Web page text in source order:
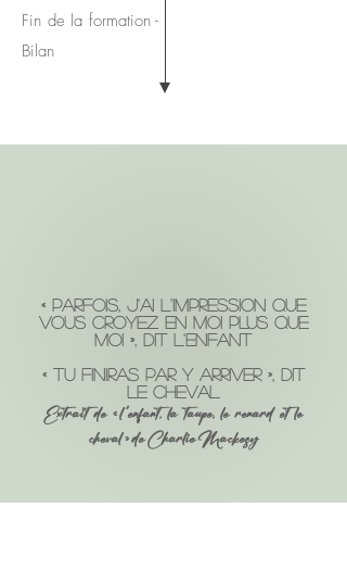
Fin de la formation -
Bilan
« PARFOIS, J'AI L'IMPRESSION QUE
VOUS CROYEZ EN MOI PLUS QUE
MOI » , dit l'enfant
« tu finiras par y arriver », dit
le cheval
Extrait de «l 'enfant, la taupe, le renard et le
cheval»de Charlie Mackesy